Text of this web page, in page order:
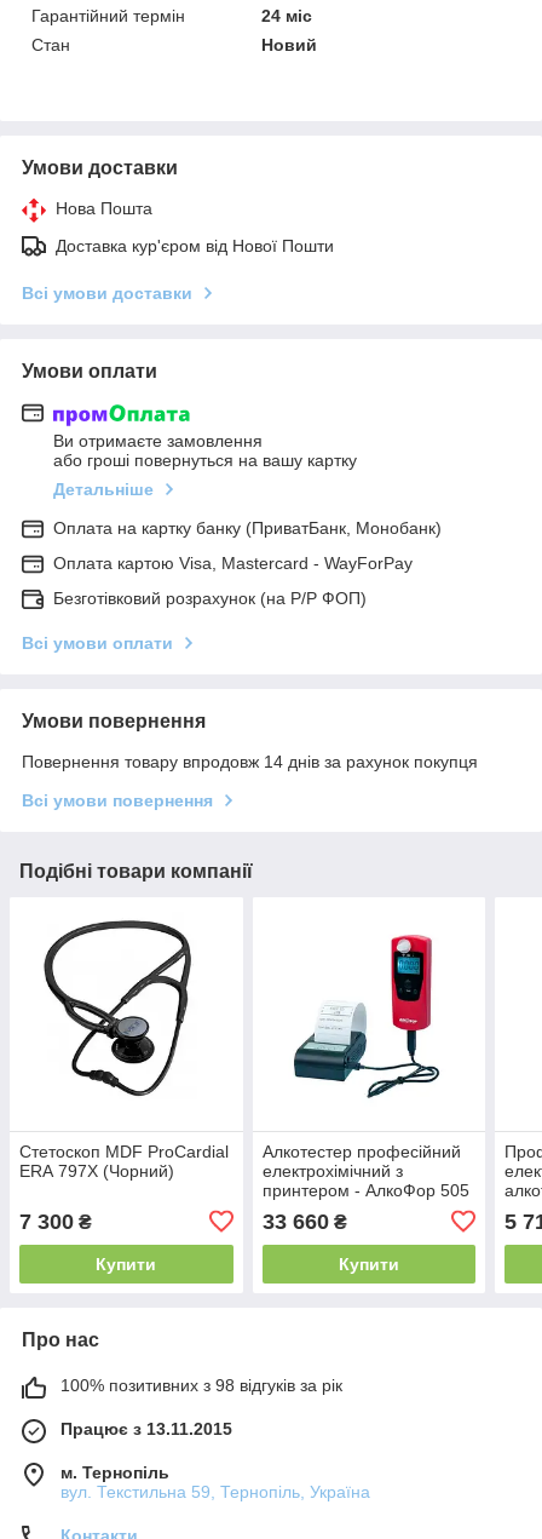
Гарантійний термін
24 міс
Стан
Новий
Умови доставки
Нова Пошта
Доставка кур'єром від Нової Пошти
Всі умови доставки
Умови оплати
Ви отримаєте замовлення
або гроші повернуться на вашу картку
Детальніше
Оплата на картку банку (ПриватБанк, Монобанк)
Оплата картою Visa, Mastercard - WayForPay
Безготівковий розрахунок (на Р/Р ФОП)
Всі умови оплати
Умови повернення
Повернення товару впродовж 14 днів за рахунок покупця
Всі умови повернення
Подібні товари компанії
Стетоскоп MDF ProCardial
ERA 797X (Чорний)
7 300 ₴
Купити
Алкотестер професійний
електрохімічний з
принтером - АлкоФор 505
33 660₴
Купити
5
Про нас
100% позитивних з 98 відгуків за рік
Працює з 13.11.2015
м. Тернопіль
вул. Текстильна 59, Тернопіль, Україна